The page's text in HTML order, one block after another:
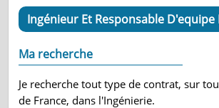
Ingénieur Et Responsable
Ma recherche
Je recherche tout type de contrat, sur
de France, dans l'Ingénierie.